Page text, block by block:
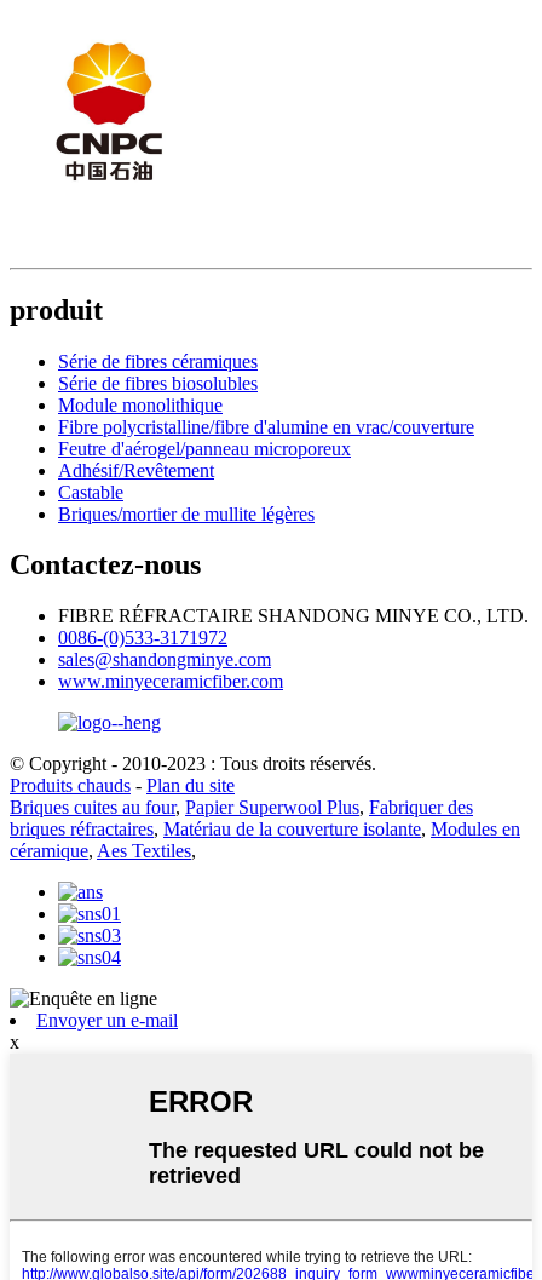
produit
Série de fibres céramiques
Série de fibres biosolubles
Module monolithique
Fibre polycristalline/fibre d'alumine en vrac/couverture
Feutre d'aérogel/panneau microporeux
Adhésif/Revêtement
Castable
Briques/mortier de mullite légères
Contactez-nous
FIBRE RÉFRACTAIRE SHANDONG MINYE CO., LTD.
0086-(0)533-3171972
sales@shandongminye.com
www.minyeceramicfiber.com
© Copyright - 2010-2023 : Tous droits réservés.
Produits chauds - Plan du site
Briques cuites au four, Papier Superwool Plus, Fabriquer des
briques réfractaires, Matériau de la couverture isolante, Modules en
céramique, Aes Textiles,
Envoyer un e-mail
x